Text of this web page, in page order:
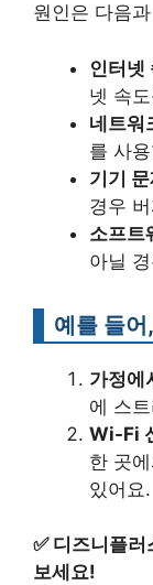
원인은 다음
인터넷
넷 속
네트워
를 사
기기
경우
소프트
아닐
예를 들
가정에
에 스
Wi-Fi
한 곳
있어요.
✅ 디즈니플러
보세요!